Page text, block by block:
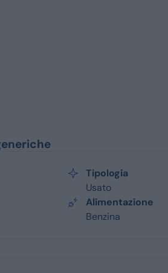
Tipologia
Usato
Alimentazione
Benzina